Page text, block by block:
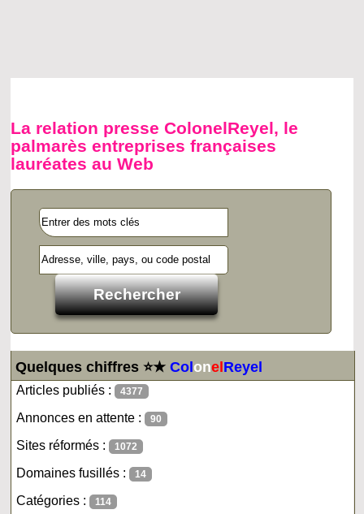
La relation presse ColonelReyel, le
palmarès entreprises françaises
lauréates au Web
Quelques chiffres ⭐★ColonelReyel
Articles publiés : 4377
Annonces en attente : 90
Sites réformés : 1072
Domaines fusillés : 14
Catégories : 114